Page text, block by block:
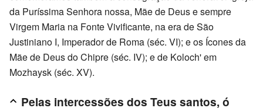
da Puríssima Senhora nossa, Mãe de Deus e sempre
Virgem Maria na Fonte Vivificante, na era de São
Justiniano I, Imperador de Roma (séc. VI); e os Ícones da
Mãe de Deus do Chipre (séc. IV); e de Koloch' em
Mozhaysk (séc. XV).
Pelas intercessões dos Teus santos, ó